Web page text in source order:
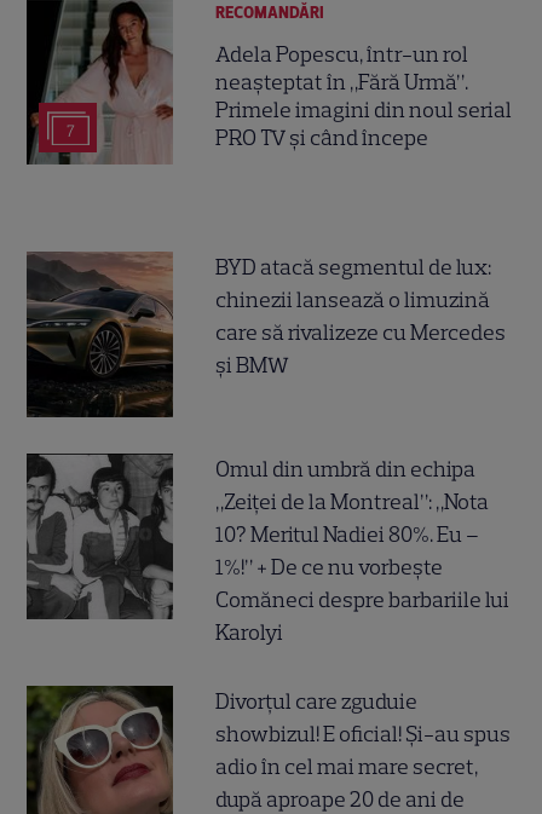
7
RECOMANDĂRI
Adela Popescu, într-un rol
neașteptat în „Fără Urmă”.
Primele imagini din noul serial
PRO TV și când începe
BYD atacă segmentul de lux:
chinezii lansează o limuzină
care să rivalizeze cu Mercedes
și BMW
Omul din umbră din echipa
„Zeiței de la Montreal”: „Nota
10? Meritul Nadiei 80%. Eu –
1%!” + De ce nu vorbește
Comăneci despre barbariile lui
Karolyi
Divorțul care zguduie
showbizul! E oficial! Și-au spus
adio în cel mai mare secret,
după aproape 20 de ani de